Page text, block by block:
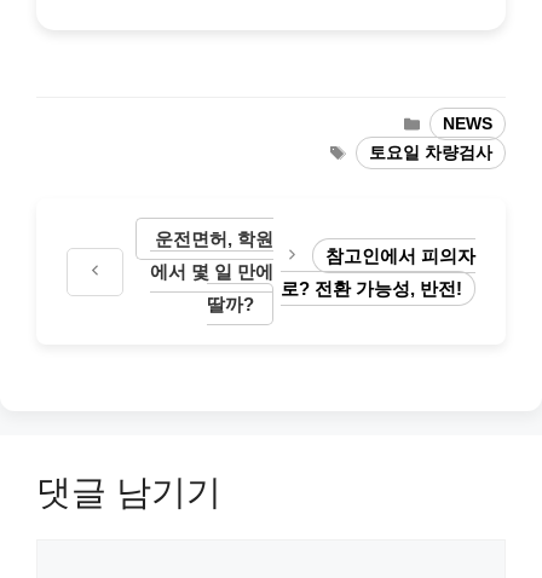
카
테
고
NEWS
태
그
토요일 차량검사
운전면허, 학원
에서 몇 일 만에
딸까?
참고인에서 피의자
로? 전환 가능성, 반전!
댓글 남기기